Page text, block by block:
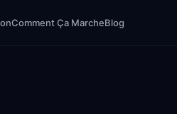
Comment Ça MarcheBlog